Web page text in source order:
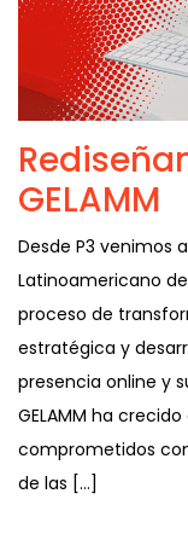
GELAMM
Desde P3 venimos
Latinoamericano
proceso de
estratégica y
presencia online y
GELAMM ha
comprometidos
de las […]